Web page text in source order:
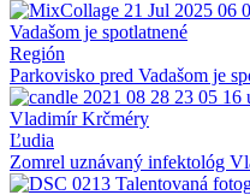
Región
Parkovisko pred Vadašom je
Ľudia
Zomrel uznávaný infektológ